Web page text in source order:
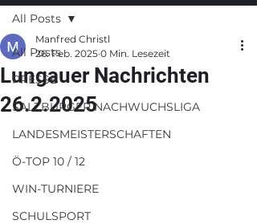
All Posts
PRESSE
SALZBURGER NACHWUCHSLIGA
LANDESMEISTERSCHAFTEN
Ö-TOP 10 / 12
WIN-TURNIERE
SCHULSPORT
All Posts
Lungauer Nachrichten
26.2.2025
Manfred Christl
26. Feb. 2025 0 Min. Lesezeit